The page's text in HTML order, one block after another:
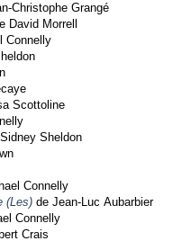
Christophe Grangé
David Morrell
Connelly
Scottoline
Sheldon
Connelly
(Les) de Jean-Luc Aubarbier
Connelly
Crais